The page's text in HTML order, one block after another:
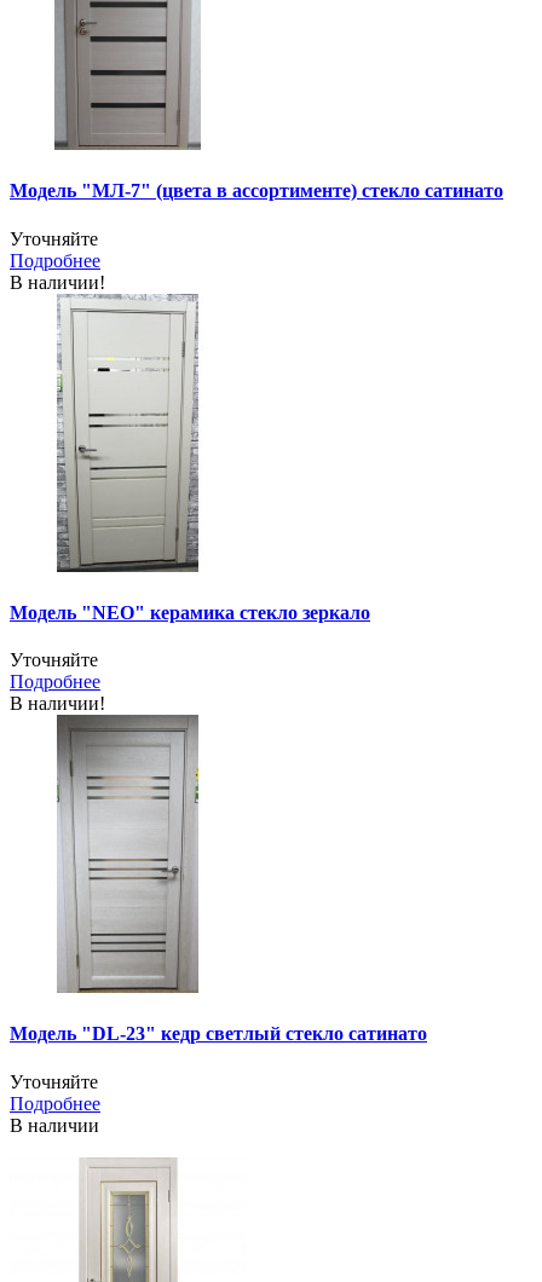
Модель "МЛ-7" (цвета в ассортименте) стекло сатинато
Уточняйте
Подробнее
В наличии!
Модель "NEO" керамика стекло зеркало
Уточняйте
Подробнее
В наличии!
Модель "DL-23" кедр светлый стекло сатинато
Уточняйте
Подробнее
В наличии